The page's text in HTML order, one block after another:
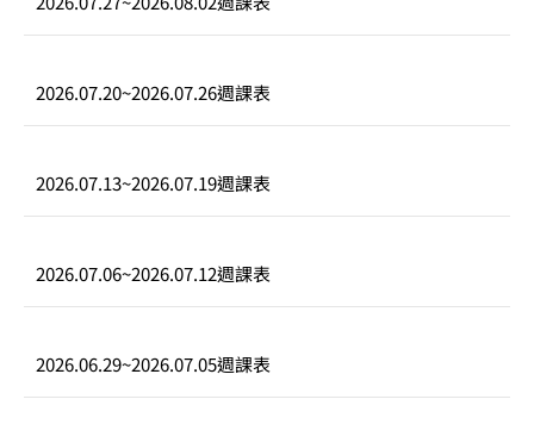
2026.07.20~2026.07.26週課表
2026.07.13~2026.07.19週課表
2026.07.06~2026.07.12週課表
2026.06.29~2026.07.05週課表